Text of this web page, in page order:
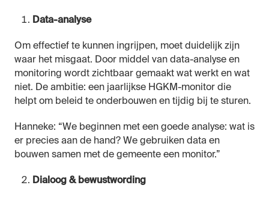
Data-analyse
Om effectief te kunnen ingrijpen, moet duidelijk zijn
waar het misgaat. Door middel van data-analyse en
monitoring wordt zichtbaar gemaakt wat werkt en wat
niet. De ambitie: een jaarlijkse HGKM-monitor die
helpt om beleid te onderbouwen en tijdig bij te sturen.
Hanneke: “We beginnen met een goede analyse: wat is
er precies aan de hand? We gebruiken data en
bouwen samen met de gemeente een monitor.”
Dialoog & bewustwording